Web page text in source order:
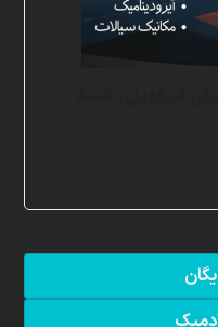
ایرفویل، شبیه